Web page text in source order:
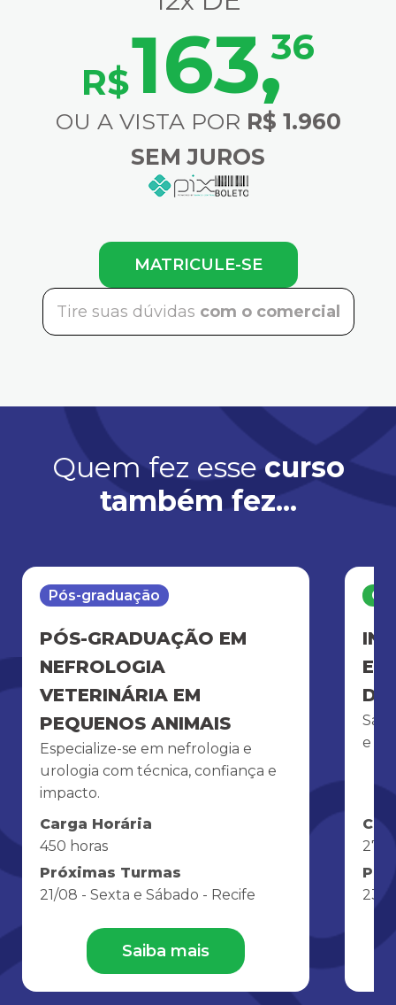
R$163,36
OU A VISTA POR R$ 1.960
SEM JUROS
MATRICULE-SE
Tire suas dúvidas com o comercial
Quem fez esse curso
também fez...
Pós-graduação
PÓS-GRADUAÇÃO EM
NEFROLOGIA
VETERINÁRIA EM
PEQUENOS ANIMAIS
Especialize-se em nefrologia e
urologia com técnica, confiança e
impacto.
Carga Horária
450 horas
Próximas Turmas
21/08 - Sexta e Sábado - Recife
Saiba mais
DE
e
27
23/